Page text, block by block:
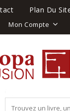
Plan Du
Mon Compte